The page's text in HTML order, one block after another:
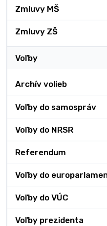
Zmluvy MŠ
Zmluvy ZŠ
Voľby
Archív volieb
Voľby do samospráv
Voľby do NRSR
Referendum
Voľby do
Voľby do VÚC
Voľby prezidenta